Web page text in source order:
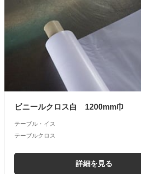
ビニールクロス白 1200mm巾
テーブル・イス
テーブルクロス
詳細を見る